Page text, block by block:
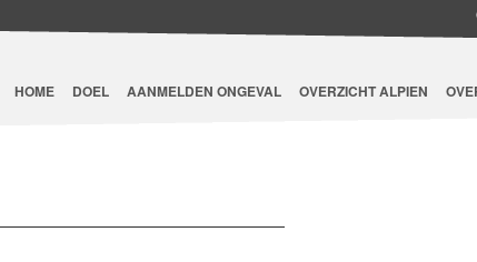
HOME DOEL AANMELDEN ONGEVAL OVERZICHT ALPIEN